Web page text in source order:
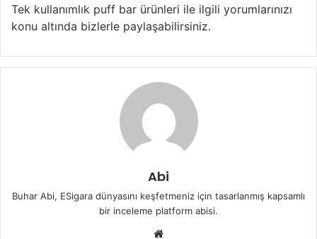
Tek kullanımlık puff bar ürünleri ile ilgili yorumlarınızı
konu altında bizlerle paylaşabilirsiniz.
Abi
Buhar Abi, ESigara dünyasını keşfetmeniz için tasarlanmış kapsamlı
bir inceleme platform abisi.